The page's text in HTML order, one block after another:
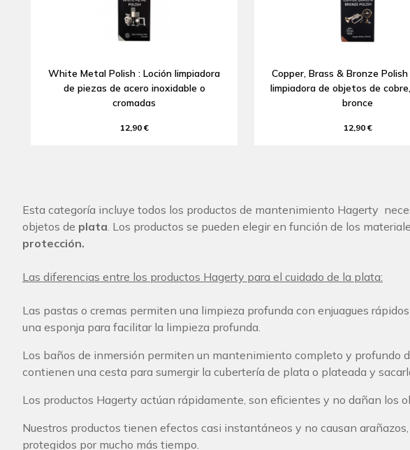
White Metal Polish : Loción limpiadora
de piezas de acero inoxidable o
cromadas
12,90 €
Copper, Brass & Bronze Polish
limpiadora de objetos de
bronce
12,90 €
Esta categoría incluye todos los productos de mantenimiento Hagerty
objetos de plata. Los productos se pueden elegir en función de los
protección.
Las diferencias entre los productos Hagerty para el cuidado de la plata:
Las pastas o cremas permiten una limpieza profunda con enjuagues
una esponja para facilitar la limpieza profunda.
Los baños de inmersión permiten un mantenimiento completo y profundo
contienen una cesta para sumergir la cubertería de plata o plateada y
Los productos Hagerty actúan rápidamente, son eficientes y no dañan los
Nuestros productos tienen efectos casi instantáneos y no causan
protegidos por mucho más tiempo.